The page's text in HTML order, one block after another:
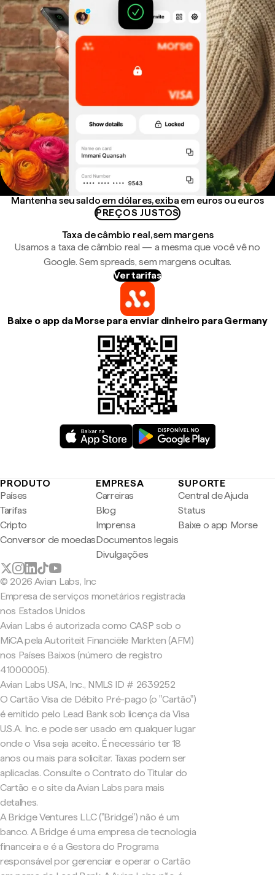
Mantenha seu saldo em dólares, exiba em euros ou euros
PREÇOS JUSTOS
Taxa de câmbio real, sem margens
Usamos a taxa de câmbio real — a mesma que você vê no
Google. Sem spreads, sem margens ocultas.
Ver tarifas
Baixe o app da Morse para enviar dinheiro para Germany
PRODUTO
Países
Tarifas
Cripto
Conversor de moedas
EMPRESA
Carreiras
Blog
Imprensa
Documentos legais
Divulgações
SUPORTE
Central de Ajuda
Status
Baixe o app Morse
© 2026 Avian Labs, Inc
Empresa de serviços monetários registrada
nos Estados Unidos
Avian Labs é autorizada como CASP sob o
MiCA pela Autoriteit Financiële Markten (AFM)
nos Países Baixos (número de registro
41000005).
Avian Labs USA, Inc., NMLS ID # 2639252
O Cartão Visa de Débito Pré-pago (o "Cartão")
é emitido pelo Lead Bank sob licença da Visa
U.S.A. Inc. e pode ser usado em qualquer lugar
onde o Visa seja aceito. É necessário ter 18
anos ou mais para solicitar. Taxas podem ser
aplicadas. Consulte o Contrato do Titular do
Cartão e o site da Avian Labs para mais
detalhes.
A Bridge Ventures LLC ("Bridge") não é um
banco. A Bridge é uma empresa de tecnologia
financeira e é a Gestora do Programa
responsável por gerenciar e operar o Cartão